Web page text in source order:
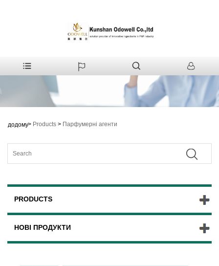
додому> Products > Парфумерні агенти
PRODUCTS
НОВІ ПРОДУКТИ